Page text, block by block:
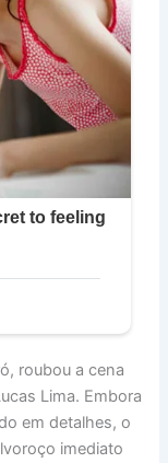
roubou a cena
Lima. Embora
em detalhes, o
imediato